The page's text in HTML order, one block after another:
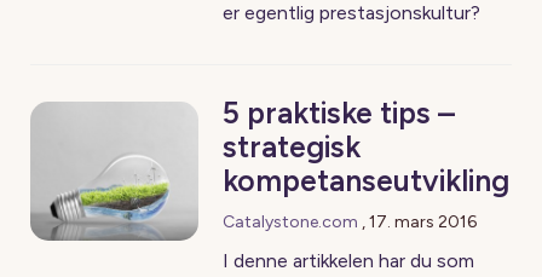
er egentlig prestasjonskultur?
5 praktiske tips –
strategisk
kompetanseutvikling
Catalystone.com ,17. mars 2016
I denne artikkelen har du som